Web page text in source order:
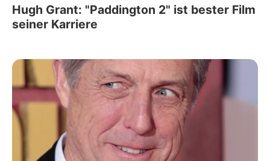
Hugh Grant: "Paddington 2" ist bester Film
seiner Karriere